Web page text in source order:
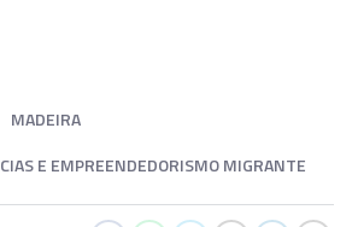
MADEIRA
E EMPREENDEDORISMO MIGRANTE